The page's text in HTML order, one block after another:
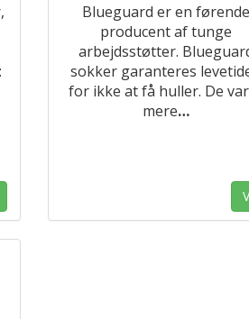
Blueguard er en førende
producent af tunge
arbejdsstøtter.
sokker garanteres
for ikke at få huller. De
mere…